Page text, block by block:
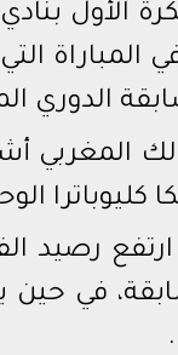
الأول
الدوري
المغربي